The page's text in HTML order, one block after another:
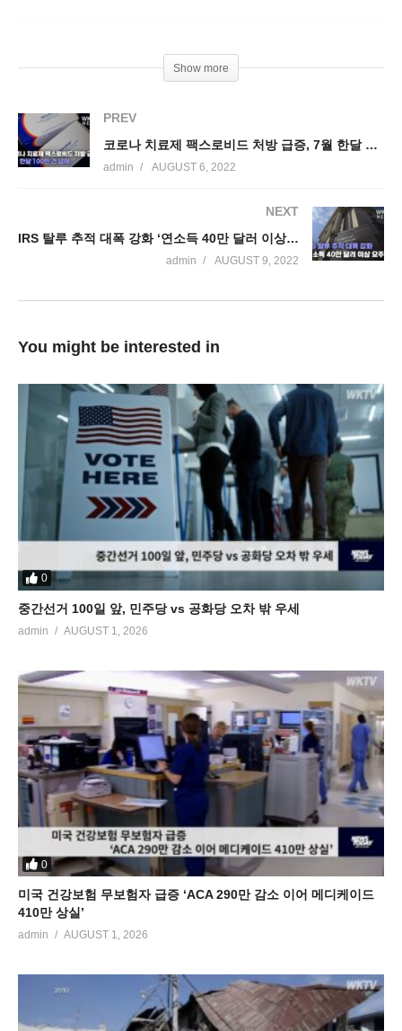
Show more
PREV
코로나 치료제 팩스로비드 처방 급증, 7월 한달 100만 건 넘어
admin AUGUST 6, 2022
NEXT
IRS 탈루 추적 대폭 강화 ‘연소득 40만 달러 이상 요주의’
admin AUGUST 9, 2022
You might be interested in
0
중간선거 100일 앞, 민주당 vs 공화당 오차 밖 우세
admin AUGUST 1, 2026
0
미국 건강보험 무보험자 급증 ‘ACA 290만 감소 이어 메디케이드
410만 상실’
admin AUGUST 1, 2026